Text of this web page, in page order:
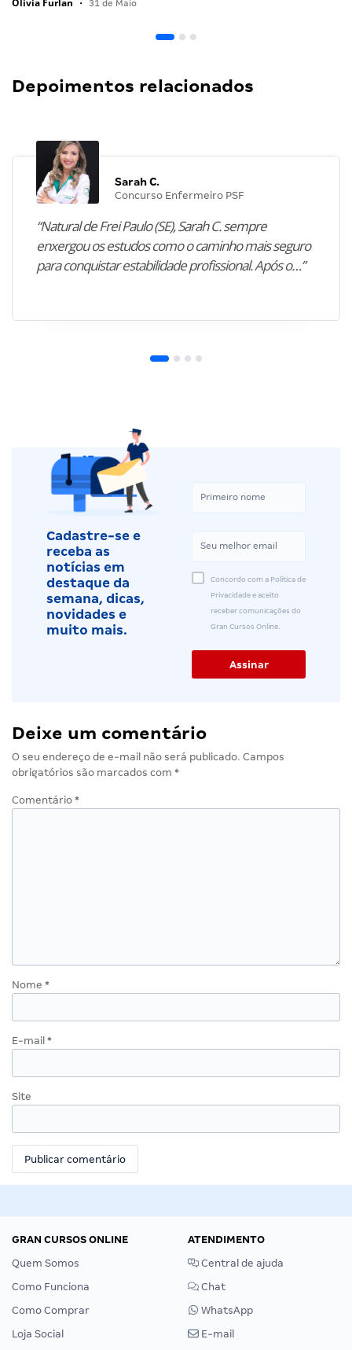
• 31 de Maio
Depoimentos relacionados
Sarah C.
Concurso Enfermeiro PSF
“Natural de Frei Paulo (SE), Sarah C. sempre
enxergou os estudos como o caminho mais seguro
para conquistar estabilidade profissional. Após o…”
Cadastre-se e
receba as
notícias em
destaque da
semana, dicas,
novidades e
muito mais.
Concordo com a Política de
Privacidade e aceito
receber comunicações do
Gran Cursos Online.
Deixe um comentário
O seu endereço de e-mail não será publicado. Campos
obrigatórios são marcados com *
Comentário *
Nome *
E-mail *
Site
GRAN CURSOS ONLINE
Quem Somos
Como Funciona
Como Comprar
Loja Social
ATENDIMENTO
Central de ajuda
Chat
WhatsApp
E-mail